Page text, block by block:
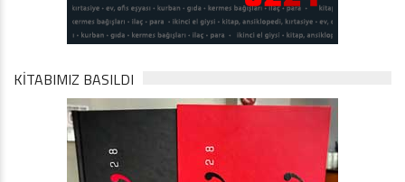
KİTABIMIZ BASILDI